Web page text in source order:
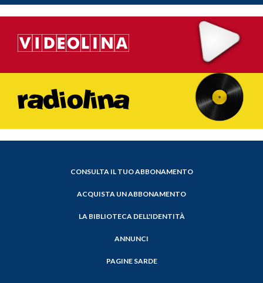
CONSULTA IL TUO ABBONAMENTO
ACQUISTA UN ABBONAMENTO
LA BIBLIOTECA DELL'IDENTITÀ
ANNUNCI
PAGINE SARDE